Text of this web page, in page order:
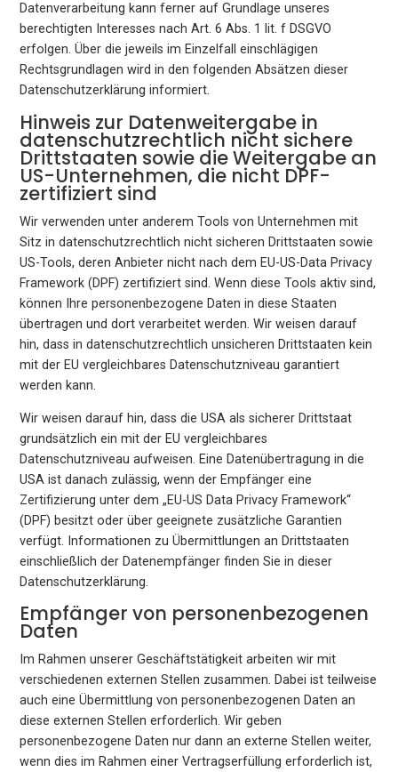
Datenverarbeitung kann ferner auf Grundlage unseres
berechtigten Interesses nach Art. 6 Abs. 1 lit. f DSGVO
erfolgen. Über die jeweils im Einzelfall einschlägigen
Rechtsgrundlagen wird in den folgenden Absätzen dieser
Datenschutzerklärung informiert.
Hinweis zur Datenweitergabe in
datenschutzrechtlich nicht sichere
Drittstaaten sowie die Weitergabe an
US-Unternehmen, die nicht DPF-
zertifiziert sind
Wir verwenden unter anderem Tools von Unternehmen mit
Sitz in datenschutzrechtlich nicht sicheren Drittstaaten sowie
US-Tools, deren Anbieter nicht nach dem EU-US-Data Privacy
Framework (DPF) zertifiziert sind. Wenn diese Tools aktiv sind,
können Ihre personenbezogene Daten in diese Staaten
übertragen und dort verarbeitet werden. Wir weisen darauf
hin, dass in datenschutzrechtlich unsicheren Drittstaaten kein
mit der EU vergleichbares Datenschutzniveau garantiert
werden kann.
Wir weisen darauf hin, dass die USA als sicherer Drittstaat
grundsätzlich ein mit der EU vergleichbares
Datenschutzniveau aufweisen. Eine Datenübertragung in die
USA ist danach zulässig, wenn der Empfänger eine
Zertifizierung unter dem „EU-US Data Privacy Framework“
(DPF) besitzt oder über geeignete zusätzliche Garantien
verfügt. Informationen zu Übermittlungen an Drittstaaten
einschließlich der Datenempfänger finden Sie in dieser
Datenschutzerklärung.
Empfänger von personenbezogenen
Daten
Im Rahmen unserer Geschäftstätigkeit arbeiten wir mit
verschiedenen externen Stellen zusammen. Dabei ist teilweise
auch eine Übermittlung von personenbezogenen Daten an
diese externen Stellen erforderlich. Wir geben
personenbezogene Daten nur dann an externe Stellen weiter,
wenn dies im Rahmen einer Vertragserfüllung erforderlich ist,